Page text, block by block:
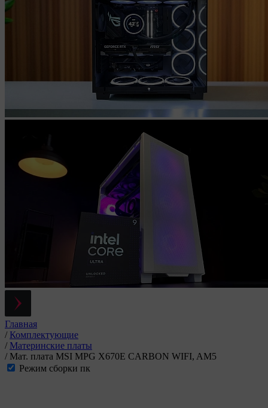
Главная
/ Комплектующие
/ Материнские платы
/ Мат. плата MSI MPG X670E CARBON WIFI, AM5
Режим сборки пк